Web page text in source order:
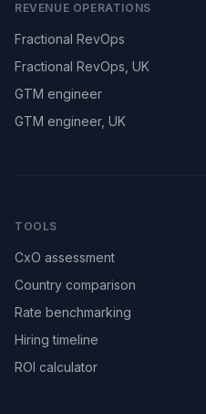
REVENUE OPERATIONS
Fractional RevOps
Fractional RevOps, UK
GTM engineer
GTM engineer, UK
TOOLS
CxO assessment
Country comparison
Rate benchmarking
Hiring timeline
ROI calculator